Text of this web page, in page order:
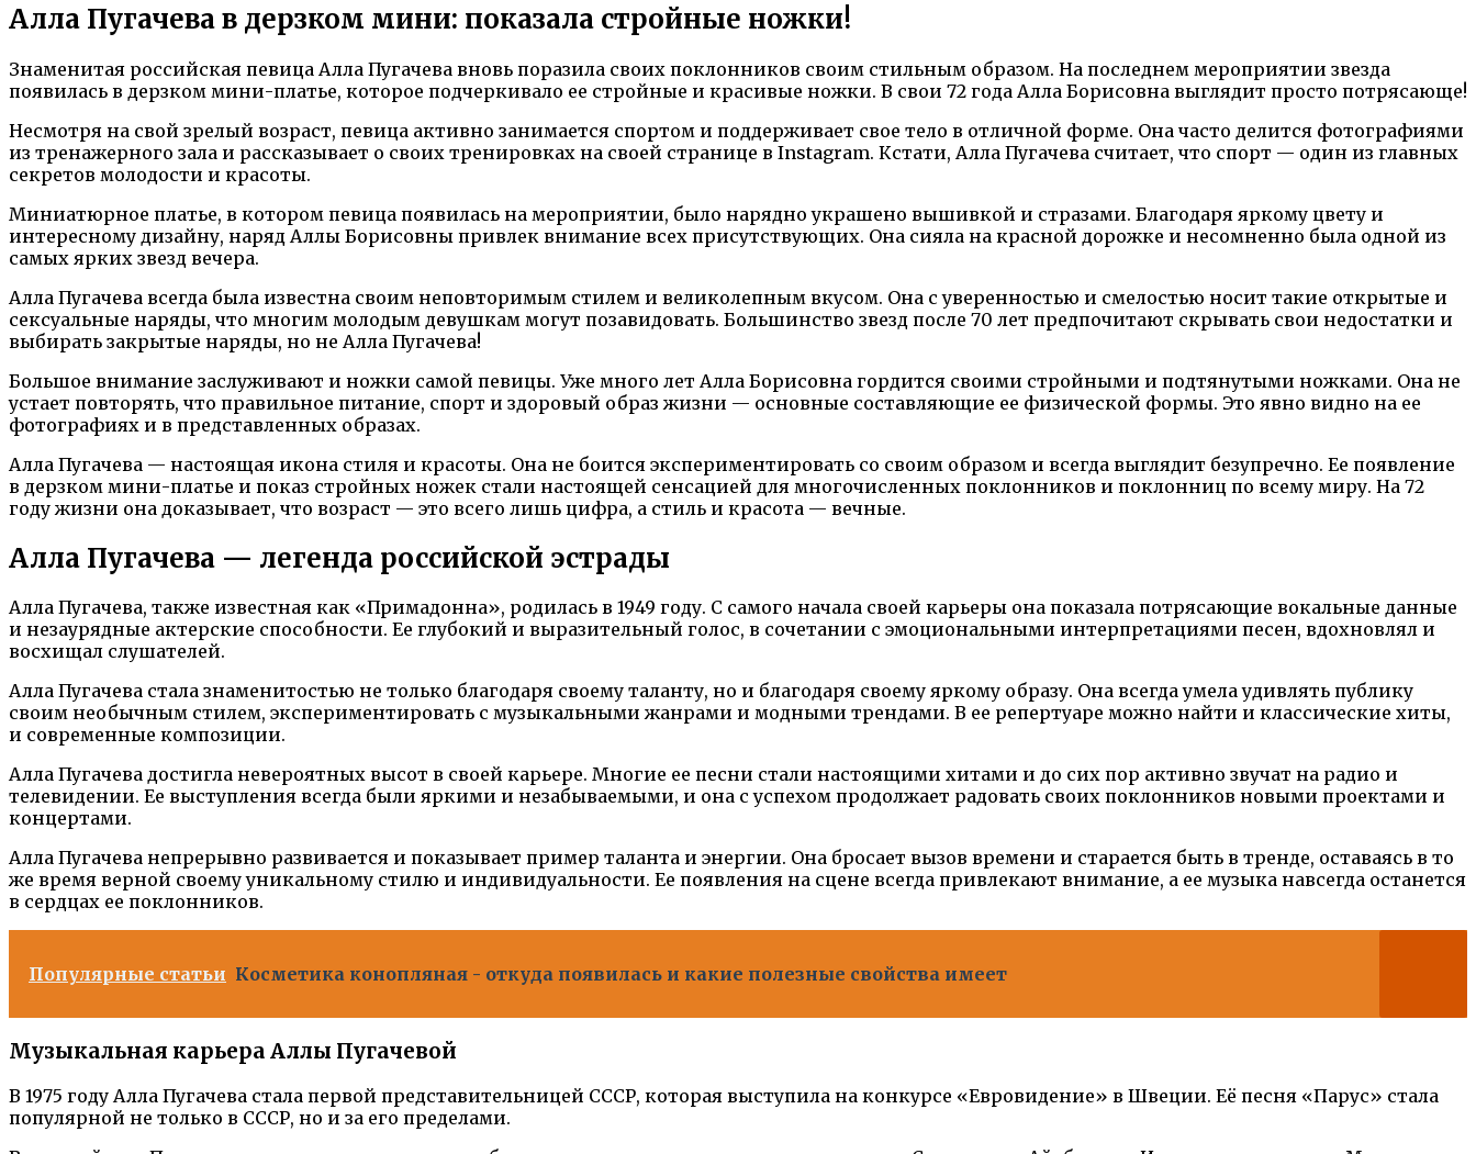
Алла Пугачева в дерзком мини: показала стройные ножки!
Знаменитая российская певица Алла Пугачева вновь поразила своих поклонников своим стильным образом. На последнем мероприятии звезда
появилась в дерзком мини-платье, которое подчеркивало ее стройные и красивые ножки. В свои 72 года Алла Борисовна выглядит просто потрясающе!
Несмотря на свой зрелый возраст, певица активно занимается спортом и поддерживает свое тело в отличной форме. Она часто делится фотографиями
из тренажерного зала и рассказывает о своих тренировках на своей странице в Instagram. Кстати, Алла Пугачева считает, что спорт — один из главных
секретов молодости и красоты.
Миниатюрное платье, в котором певица появилась на мероприятии, было нарядно украшено вышивкой и стразами. Благодаря яркому цвету и
интересному дизайну, наряд Аллы Борисовны привлек внимание всех присутствующих. Она сияла на красной дорожке и несомненно была одной из
самых ярких звезд вечера.
Алла Пугачева всегда была известна своим неповторимым стилем и великолепным вкусом. Она с уверенностью и смелостью носит такие открытые и
сексуальные наряды, что многим молодым девушкам могут позавидовать. Большинство звезд после 70 лет предпочитают скрывать свои недостатки и
выбирать закрытые наряды, но не Алла Пугачева!
Большое внимание заслуживают и ножки самой певицы. Уже много лет Алла Борисовна гордится своими стройными и подтянутыми ножками. Она не
устает повторять, что правильное питание, спорт и здоровый образ жизни — основные составляющие ее физической формы. Это явно видно на ее
фотографиях и в представленных образах.
Алла Пугачева — настоящая икона стиля и красоты. Она не боится экспериментировать со своим образом и всегда выглядит безупречно. Ее появление
в дерзком мини-платье и показ стройных ножек стали настоящей сенсацией для многочисленных поклонников и поклонниц по всему миру. На 72
году жизни она доказывает, что возраст — это всего лишь цифра, а стиль и красота — вечные.
Алла Пугачева — легенда российской эстрады
Алла Пугачева, также известная как «Примадонна», родилась в 1949 году. С самого начала своей карьеры она показала потрясающие вокальные данные
и незаурядные актерские способности. Ее глубокий и выразительный голос, в сочетании с эмоциональными интерпретациями песен, вдохновлял и
восхищал слушателей.
Алла Пугачева стала знаменитостью не только благодаря своему таланту, но и благодаря своему яркому образу. Она всегда умела удивлять публику
своим необычным стилем, экспериментировать с музыкальными жанрами и модными трендами. В ее репертуаре можно найти и классические хиты,
и современные композиции.
Алла Пугачева достигла невероятных высот в своей карьере. Многие ее песни стали настоящими хитами и до сих пор активно звучат на радио и
телевидении. Ее выступления всегда были яркими и незабываемыми, и она с успехом продолжает радовать своих поклонников новыми проектами и
концертами.
Алла Пугачева непрерывно развивается и показывает пример таланта и энергии. Она бросает вызов времени и старается быть в тренде, оставаясь в то
же время верной своему уникальному стилю и индивидуальности. Ее появления на сцене всегда привлекают внимание, а ее музыка навсегда останется
в сердцах ее поклонников.
Популярные статьи Косметика конопляная - откуда появилась и какие полезные свойства имеет
Музыкальная карьера Аллы Пугачевой
В 1975 году Алла Пугачева стала первой представительницей СССР, которая выступила на конкурсе «Евровидение» в Швеции. Её песня «Парус» стала
популярной не только в СССР, но и за его пределами.